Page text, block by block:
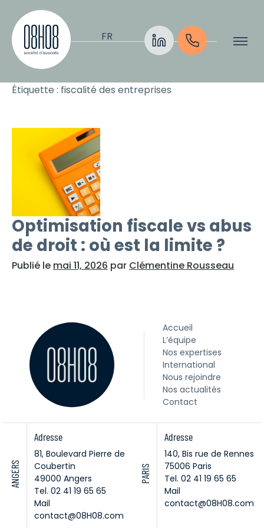
Aller au contenu
FR
Étiquette : fiscalité des entreprises
Optimisation fiscale vs abus
de droit : où est la limite ?
Publié le mai 11, 2026 par Clémentine Rousseau
Accueil
L’équipe
Nos expertises
International
Nous rejoindre
Nos actualités
Contact
ANGERS
Adresse
81, Boulevard Pierre de
Coubertin
49000 Angers
Tel. 02 41 19 65 65
Mail
contact@08H08.com
PARIS
Adresse
140, Bis rue de Rennes
75006 Paris
Tel. 02 41 19 65 65
Mail
contact@08H08.com